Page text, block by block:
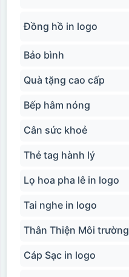
Đồng hồ in logo
Bảo bình
Quà tặng cao cấp
Bếp hâm nóng
Cân sức khoẻ
Thẻ tag hành lý
Lọ hoa pha lê in logo
Tai nghe in logo
Thân Thiện Môi trường
Cáp Sạc in logo